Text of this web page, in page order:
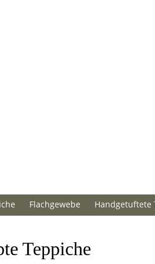
Flachgewebe Handgetuftete
Teppiche